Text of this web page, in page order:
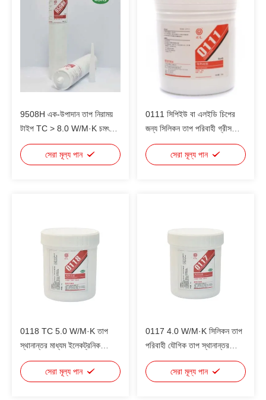
9508H এক-উপাদান তাপ নিরাময়
টাইপ TC > 8.0 W/M·K চমৎকার
কাজযোগ্যতা নিম্ন স্ট্যাটিক /
ট্রানজিশনাল স্ট্রেস সাবস্ট্র্যাটে
সেরা মূল্য পান
0111 সিপিইউ বা এলইডি চিপের
জন্য সিলিকন তাপ পরিবাহী গ্রীস
গ্যাপ ফিলার 1.2W/m·K
সেরা মূল্য পান
0118 TC 5.0 W/M·K তাপ
স্থানান্তর মাধ্যম ইলেকট্রনিক
উপাদান জন্য LED আলো বড়
স্টোরেজ ডিভাইস
সেরা মূল্য পান
0117 4.0 W/M·K সিলিকন তাপ
পরিবাহী যৌগিক তাপ স্থানান্তর
মাধ্যম ইলেকট্রনিক উপাদান জন্য,
CPU IGBTসেরা মূল্য পান